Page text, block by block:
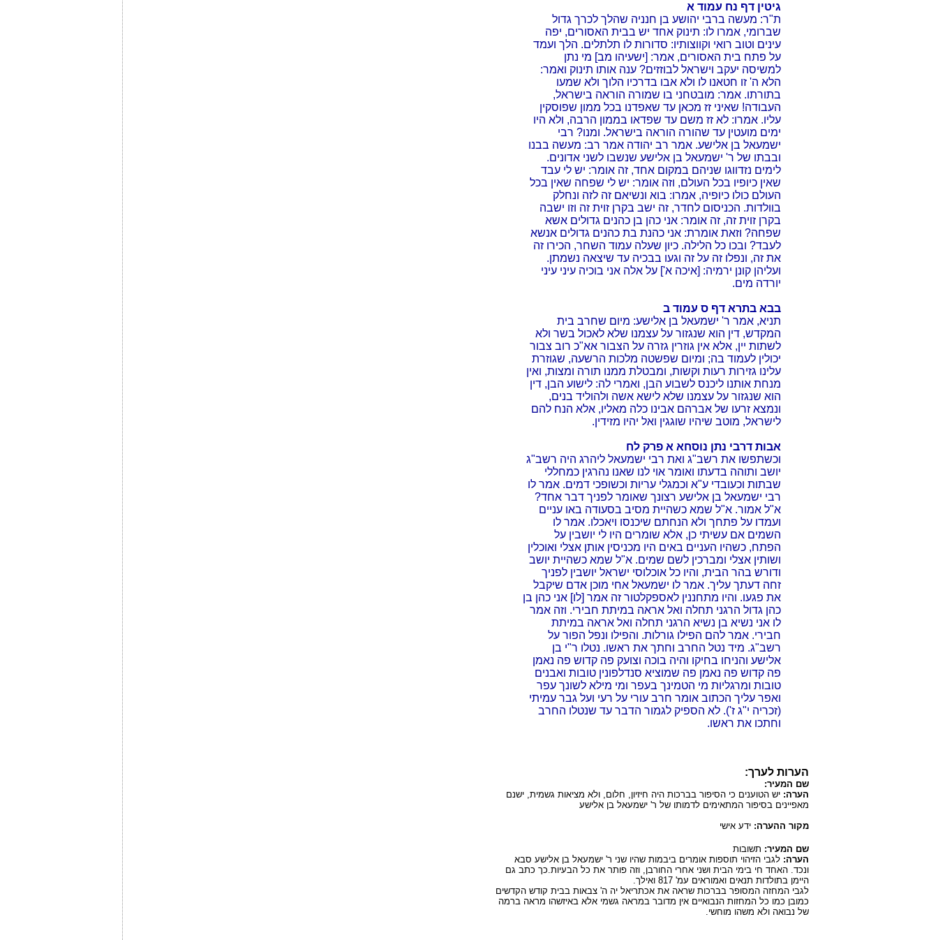
גיטין דף נח עמוד א
ת"ר: מעשה ברבי יהושע בן חנניה שהלך לכרך גדול
שברומי, אמרו לו: תינוק אחד יש בבית האסורים, יפה
עינים וטוב רואי וקווצותיו: סדורות לו תלתלים. הלך ועמד
על פתח בית האסורים, אמר: [ישעיהו מב] מי נתן
למשיסה יעקב וישראל לבוזזים? ענה אותו תינוק ואמר:
הלא ה' זו חטאנו לו ולא אבו בדרכיו הלוך ולא שמעו
בתורתו. אמר: מובטחני בו שמורה הוראה בישראל,
העבודה! שאיני זז מכאן עד שאפדנו בכל ממון שפוסקין
עליו. אמרו: לא זז משם עד שפדאו בממון הרבה, ולא היו
ימים מועטין עד שהורה הוראה בישראל. ומנו? רבי
ישמעאל בן אלישע. אמר רב יהודה אמר רב: מעשה בבנו
ובבתו של ר' ישמעאל בן אלישע שנשבו לשני אדונים.
לימים נזדווגו שניהם במקום אחד, זה אומר: יש לי עבד
שאין כיופיו בכל העולם, וזה אומר: יש לי שפחה שאין בכל
העולם כולו כיופיה, אמרו: בוא ונשיאם זה לזה ונחלק
בוולדות. הכניסום לחדר, זה ישב בקרן זוית זה וזו ישבה
בקרן זוית זה, זה אומר: אני כהן בן כהנים גדולים אשא
שפחה? וזאת אומרת: אני כהנת בת כהנים גדולים אנשא
לעבד? ובכו כל הלילה. כיון שעלה עמוד השחר, הכירו זה
את זה, ונפלו זה על זה וגעו בבכיה עד שיצאה נשמתן.
ועליהן קונן ירמיה: [איכה א'] על אלה אני בוכיה עיני עיני
יורדה מים.
בבא בתרא דף ס עמוד ב
תניא, אמר ר' ישמעאל בן אלישע: מיום שחרב בית
המקדש, דין הוא שנגזור על עצמנו שלא לאכול בשר ולא
לשתות יין, אלא אין גוזרין גזרה על הצבור אא"כ רוב צבור
יכולין לעמוד בה; ומיום שפשטה מלכות הרשעה, שגוזרת
עלינו גזירות רעות וקשות, ומבטלת ממנו תורה ומצות, ואין
מנחת אותנו ליכנס לשבוע הבן, ואמרי לה: לישוע הבן, דין
הוא שנגזור על עצמנו שלא לישא אשה ולהוליד בנים,
ונמצא זרעו של אברהם אבינו כלה מאליו, אלא הנח להם
לישראל, מוטב שיהיו שוגגין ואל יהיו מזידין.
אבות דרבי נתן נוסחא א פרק לח
וכשתפשו את רשב"ג ואת רבי ישמעאל ליהרג היה רשב"ג
יושב ותוהה בדעתו ואומר אוי לנו שאנו נהרגין כמחללי
שבתות וכעובדי ע"א וכמגלי עריות וכשופכי דמים. אמר לו
רבי ישמעאל בן אלישע רצונך שאומר לפניך דבר אחד?
א"ל אמור. א"ל שמא כשהיית מסיב בסעודה באו עניים
ועמדו על פתחך ולא הנחתם שיכנסו ויאכלו. אמר לו
השמים אם עשיתי כן, אלא שומרים היו לי יושבין על
הפתח, כשהיו העניים באים היו מכניסין אותן אצלי ואוכלין
ושותין אצלי ומברכין לשם שמים. א"ל שמא כשהיית יושב
ודורש בהר הבית, והיו כל אוכלוסי ישראל יושבין לפניך
זחה דעתך עליך. אמר לו ישמעאל אחי מוכן אדם שיקבל
את פגעו. והיו מתחננין לאספקלטור זה אמר [לו] אני כהן בן
כהן גדול הרגני תחלה ואל אראה במיתת חבירי. וזה אמר
לו אני נשיא בן נשיא הרגני תחלה ואל אראה במיתת
חבירי. אמר להם הפילו גורלות. והפילו ונפל הפור על
רשב"ג. מיד נטל החרב וחתך את ראשו. נטלו ר"י בן
אלישע והניחו בחיקו והיה בוכה וצועק פה קדוש פה נאמן
פה קדוש פה נאמן פה שמוציא סנדלפונין טובות ואבנים
טובות ומרגליות מי הטמינך בעפר ומי מילא לשונך עפר
ואפר עליך הכתוב אומר חרב עורי על רעי ועל גבר עמיתי
(זכריה י"ג ז'). לא הספיק לגמור הדבר עד שנטלו החרב
וחתכו את ראשו.
הערות לערך:
שם המעיר:
הערה: יש הטוענים כי הסיפור בברכות היה חיזיון, חלום, ולא מציאות גשמית, ישנם
מאפיינים בסיפור המתאימים לדמותו של ר' ישמעאל בן אלישע
מקור ההערה: ידע אישי
שם המעיר: תשובות
הערה: לגבי הזיהוי תוספות אומרים ביבמות שהיו שני ר' ישמעאל בן אלישע סבא
ונכד. האחד חי בימי הבית ושני אחרי החורבן, וזה פותר את כל הבעיות.כך כתב גם
היימן בתולדות תנאים ואמוראים עמ' 817 ואילך.
לגבי המחזה המסופר בברכות שראה את אכתריאל יה ה' צבאות בבית קודש הקדשים
כמובן כמו כל המחזות הנבואיים אין מדובר במראה גשמי אלא באיזשהו מראה ברמה
של נבואה ולא משהו מוחשי.